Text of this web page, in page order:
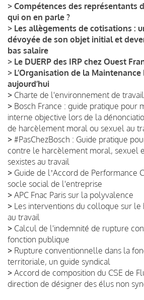
> Compétences des représentants
qui on en parle ?
> Les allègements de cotisations :
dévoyée de son objet initial et
bas salaire
> Le DUERP des IRP chez Ouest
> L’Organisation de la Maintenance
aujourd’hui
> Charte de l'environnement de
> Bosch France : guide pratique pour
interne objective lors de la
de harcèlement moral ou sexuel au
> #PasChezBosch : Guide pratique
contre le harcèlement moral, sexuel
sexistes au travail
> Guide de lʼAccord de Performance
socle social de l'entreprise
> APC Fnac Paris sur la polyvalence
> Les interventions du colloque sur
au travail
> Calcul de l'indemnité de rupture
fonction publique
> Rupture conventionnelle dans la
territoriale, un guide syndical
> Accord de composition du CSE de
direction de désigner des élus non